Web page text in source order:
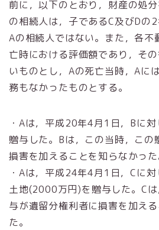
前に，以下のとおり，財産の処
の相続人は，子であるC及びDの2
Aの相続人ではない。また，各不
亡時における評価額であり，そ
いものとし，Aの死亡当時，Aに
務もなかったものとする。
・Aは，平成20年4月1日，Bに
贈与した。Bは，この当時，この
損害を加えることを知らなかった
・Aは，平成24年4月1日，Cに
土地(2000万円)を贈与した。C
与が遺留分権利者に損害を加え
た。